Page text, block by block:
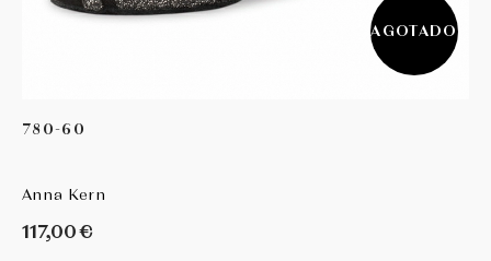
780-60
Anna Kern
117,00 €
AGOTADO